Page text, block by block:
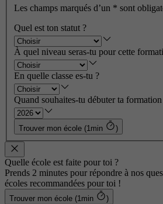
Les champs marqués d’un * sont
Quel est ton statut ?
À quel niveau seras-tu pour cette
En quelle classe es-tu ?
Quand souhaites-tu débuter ta formation
Trouver mon école (1min )
Quelle école est faite pour toi ?
Prends 2 minutes pour répondre à nos
écoles recommandées pour toi !
Trouver mon école (1min )